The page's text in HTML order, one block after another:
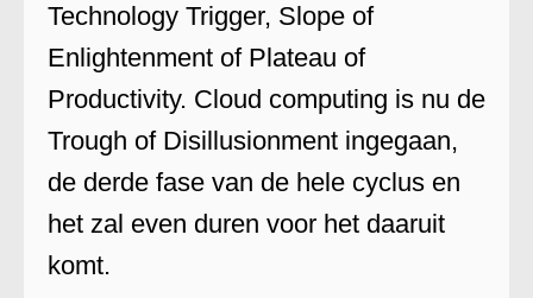
Technology Trigger, Slope of
Enlightenment of Plateau of
Productivity. Cloud computing is nu de
Trough of Disillusionment ingegaan,
de derde fase van de hele cyclus en
het zal even duren voor het daaruit
komt.